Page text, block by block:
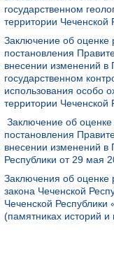
государственном
территории Чеченской
Заключение об оценке
постановления
внесении изменений
государственном
использования особо
территории Чеченской
Заключение об оценке
постановления
внесении изменений в
Республики от 29 мая
Заключения об оценке
закона Чеченской
Чеченской Республики
(памятниках историй и